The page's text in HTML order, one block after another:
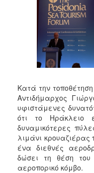
Κατά την
Αντιδήμαρχος
υφιστάμενες
ότι το Ηράκλειο
δυναμικότερες
λιμάνι κρουαζιέρας
ένα διεθνές
δώσει τη θέση
αεροπορικό κόμβο.